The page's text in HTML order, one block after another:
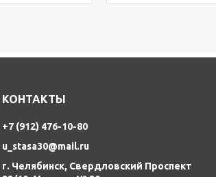
КОНТАКТЫ
+7 (912) 476-10-80
u_stasa30@mail.ru
г. Челябинск, Свердловский Проспект